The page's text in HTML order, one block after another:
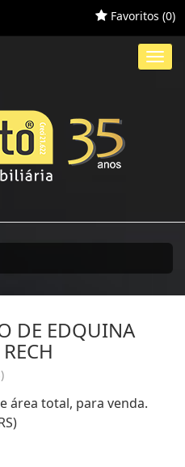
Favoritos (0)
DE EDQUINA
área total, para venda.